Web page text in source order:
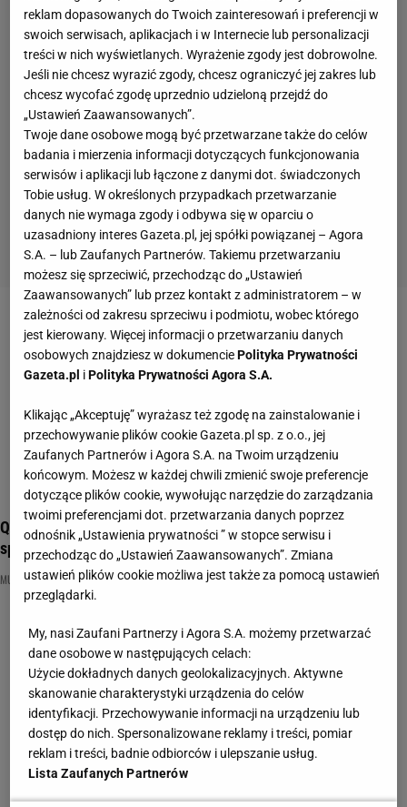
Quiz: masz dobrą pamięć do tekstów piosenek? Zaraz to
sprawdzimy!
MUZYKA NAJNOWSZE QUIZY DZISIAJ DODANE PIOSENKI
reklam dopasowanych do Twoich zainteresowań i preferencji w
swoich serwisach, aplikacjach i w Internecie lub personalizacji
treści w nich wyświetlanych. Wyrażenie zgody jest dobrowolne.
Jeśli nie chcesz wyrazić zgody, chcesz ograniczyć jej zakres lub
chcesz wycofać zgodę uprzednio udzieloną przejdź do
„Ustawień Zaawansowanych”.
Twoje dane osobowe mogą być przetwarzane także do celów
badania i mierzenia informacji dotyczących funkcjonowania
serwisów i aplikacji lub łączone z danymi dot. świadczonych
Tobie usług. W określonych przypadkach przetwarzanie
danych nie wymaga zgody i odbywa się w oparciu o
uzasadniony interes Gazeta.pl, jej spółki powiązanej – Agora
S.A. – lub Zaufanych Partnerów. Takiemu przetwarzaniu
możesz się sprzeciwić, przechodząc do „Ustawień
Zaawansowanych” lub przez kontakt z administratorem – w
zależności od zakresu sprzeciwu i podmiotu, wobec którego
jest kierowany. Więcej informacji o przetwarzaniu danych
osobowych znajdziesz w dokumencie Polityka Prywatności
Gazeta.pl i Polityka Prywatności Agora S.A.
Klikając „Akceptuję” wyrażasz też zgodę na zainstalowanie i
przechowywanie plików cookie Gazeta.pl sp. z o.o., jej
Zaufanych Partnerów i Agora S.A. na Twoim urządzeniu
końcowym. Możesz w każdej chwili zmienić swoje preferencje
dotyczące plików cookie, wywołując narzędzie do zarządzania
twoimi preferencjami dot. przetwarzania danych poprzez
odnośnik „Ustawienia prywatności ” w stopce serwisu i
przechodząc do „Ustawień Zaawansowanych”. Zmiana
ustawień plików cookie możliwa jest także za pomocą ustawień
przeglądarki.
My, nasi Zaufani Partnerzy i Agora S.A. możemy przetwarzać
dane osobowe w następujących celach:
Użycie dokładnych danych geolokalizacyjnych. Aktywne
skanowanie charakterystyki urządzenia do celów
identyfikacji. Przechowywanie informacji na urządzeniu lub
dostęp do nich. Spersonalizowane reklamy i treści, pomiar
reklam i treści, badnie odbiorców i ulepszanie usług.
Lista Zaufanych Partnerów